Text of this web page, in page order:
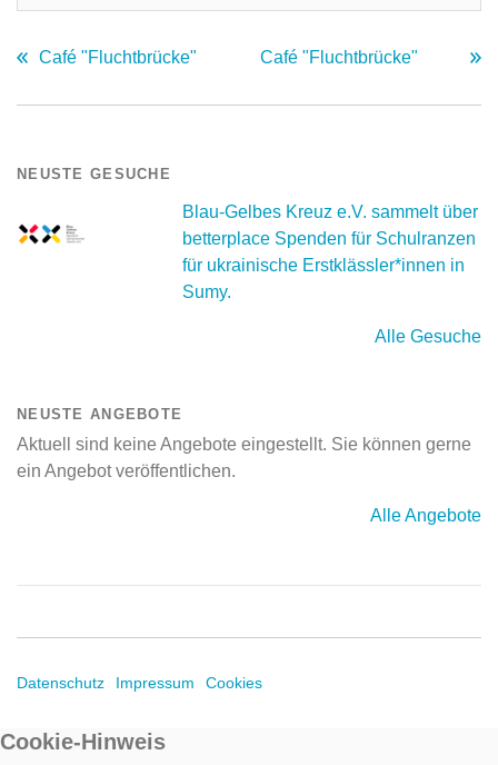
Café "Fluchtbrücke" Café "Fluchtbrücke"
NEUSTE GESUCHE
Blau-Gelbes Kreuz e.V. sammelt über
betterplace Spenden für Schulranzen
für ukrainische Erstklässler*innen in
Sumy.
Alle Gesuche
NEUSTE ANGEBOTE
Aktuell sind keine Angebote eingestellt. Sie können gerne
ein Angebot veröffentlichen.
Alle Angebote
Datenschutz Impressum Cookies
Cookie-Hinweis